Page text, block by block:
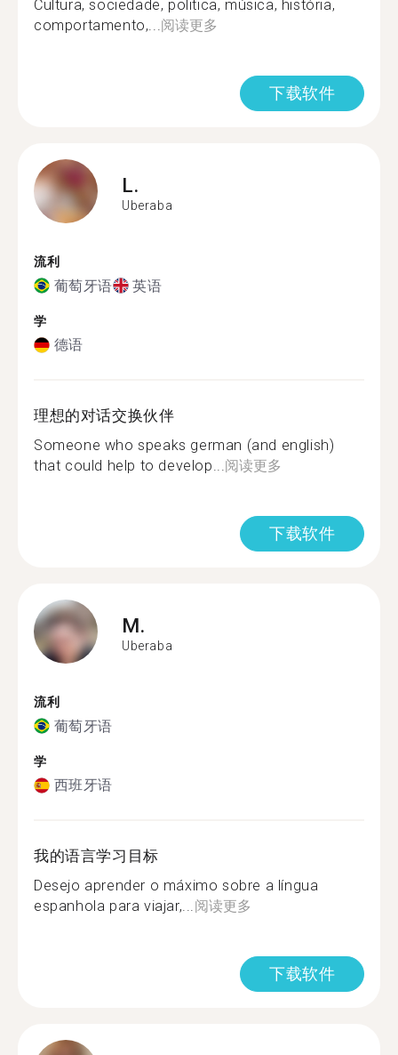
Cultura, sociedade, politica, música, história,
comportamento,...阅读更多
下载软件
L.
Uberaba
流利
葡萄牙语 英语
学
德语
理想的对话交换伙伴
Someone who speaks german (and english)
that could help to develop...阅读更多
下载软件
M.
Uberaba
流利
葡萄牙语
学
西班牙语
我的语言学习目标
Desejo aprender o máximo sobre a língua
espanhola para viajar,...阅读更多
下载软件